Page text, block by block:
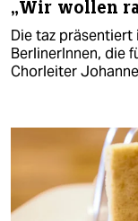
„Wir wollen
Die taz
BerlinerInnen, die
Chorleiter